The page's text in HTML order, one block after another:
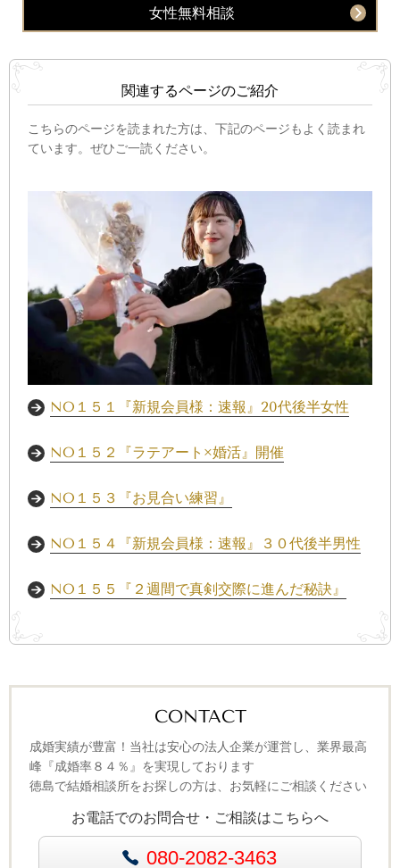
女性無料相談
関連するページのご紹介
こちらのページを読まれた方は、下記のページもよく読まれ
ています。ぜひご一読ください。
NO１５１『新規会員様：速報』20代後半女性
NO１５２『ラテアート×婚活』開催
NO１５３『お見合い練習』
NO１５４『新規会員様：速報』３０代後半男性
NO１５５『２週間で真剣交際に進んだ秘訣』
CONTACT
成婚実績が豊富！当社は安心の法人企業が運営し、業界最高
峰『成婚率８４％』を実現しております
徳島で結婚相談所をお探しの方は、お気軽にご相談ください
お電話でのお問合せ・ご相談はこちらへ
080-2082-3463